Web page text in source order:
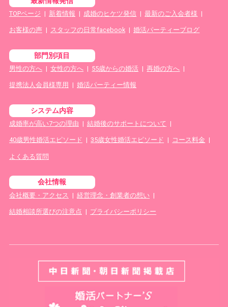
TOPページ | 新着情報 | 成婚のヒケツ発信 | 最新のご入会者様 |
お客様の声| スタッフの日常facebook | 婚活パーティーブログ
部門別項目
男性の方へ| 女性の方へ | 55歳からの婚活 | 再婚の方へ |
提携法人会員様専用 | 婚活パーティー情報
システム内容
成婚率が高い7つの理由 | 結婚後のサポートについて |
40歳男性婚活エピソード | 35歳女性婚活エピソード | コース料金 |
よくある質問
会社情報
会社概要・アクセス | 経営理念・創業者の想い |
結婚相談所選びの注意点 | プライバシーポリシー